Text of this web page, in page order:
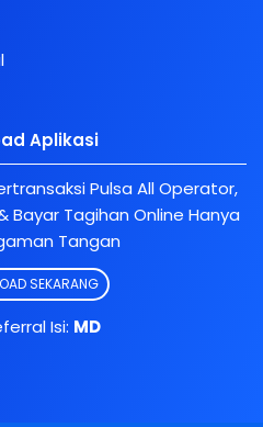
Aplikasi
Pulsa All Operator,
Bayar Tagihan Online Hanya
Tangan
SEKARANG
Isi: MD